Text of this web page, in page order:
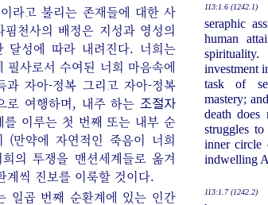
라고 불리는 존재들에 대한 사
천사의 배정은 지성과 영성의
달성에 따라 내려진다. 너희는
필사로서 수여된 너희 마음속에
과 자아-정복 그리고 자아-정복
로 여행하며, 내주 하는 조절자
를 이루는 첫 번째 또는 내부 순
(만약에 자연적인 죽음이 너희
의 투쟁을 맨션세계들로 옮겨
계씩 진보를 이룩할 것이다.
113:1.6 (1242.1)
seraphic
human
investment
task of
mastery;
death does
struggles
inner circle
indwelling
일곱 번째 순환계에 있는 인간
113:1.7 (1242.2)